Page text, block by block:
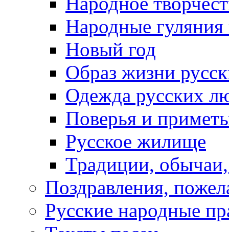
Народные
Новый год
Образ жизни
Одежда русских
Поверья и
Русское жилище
Традиции,
Поздравления,
Русские народные